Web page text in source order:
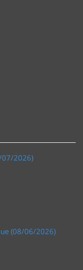
07/2026)
(08/06/2026)